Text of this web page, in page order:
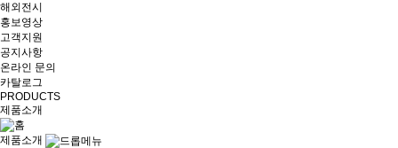
해외전시
홍보영상
고객지원
공지사항
온라인 문의
카탈로그
PRODUCTS
제품소개
제품소개